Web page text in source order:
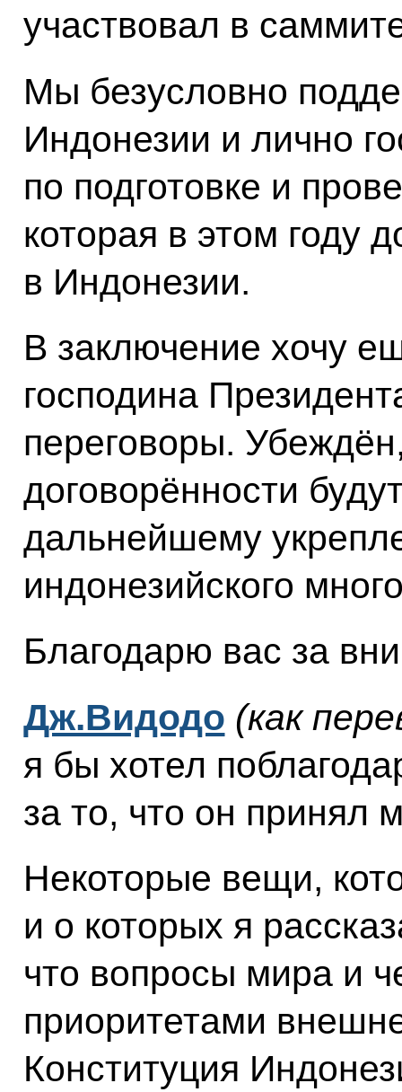
участвовал в
Мы безусловно
Индонезии и лично
по подготовке и
которая в этом году
в Индонезии.
В заключение хочу
господина
переговоры.
договорённости
дальнейшему
индонезийского
Благодарю вас за
Дж.Видодо (как
я бы хотел
за то, что он принял
Некоторые вещи,
и о которых я
что вопросы мира и
приоритетами
Конституция